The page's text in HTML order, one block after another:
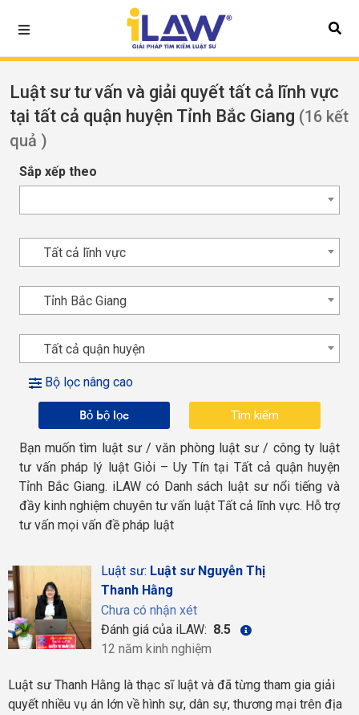
Luật sư tư vấn và giải quyết tất cả lĩnh vực
tại tất cả quận huyện Tỉnh Bắc Giang (16 kết
quả )
Sắp xếp theo
Tất cả lĩnh vực
Tỉnh Bắc Giang
Tất cả quận huyện
Bộ lọc nâng cao
Bỏ bộ lọc
Bạn muốn tìm luật sư / văn phòng luật sư / công ty luật
tư vấn pháp lý luật Giỏi – Uy Tín tại Tất cả quận huyện
Tỉnh Bắc Giang. iLAW có Danh sách luật sư nổi tiếng và
đầy kinh nghiệm chuyên tư vấn luật Tất cả lĩnh vực. Hỗ trợ
tư vấn mọi vấn đề pháp luật
Luật sư: Luật sư Nguyễn Thị
Thanh Hằng
Chưa có nhận xét
Đánh giá của iLAW: 8.5
12 năm kinh nghiệm
Luật sư Thanh Hằng là thạc sĩ luật và đã từng tham gia giải
quyết nhiều vụ án lớn về hình sự, dân sự, thương mại trên địa